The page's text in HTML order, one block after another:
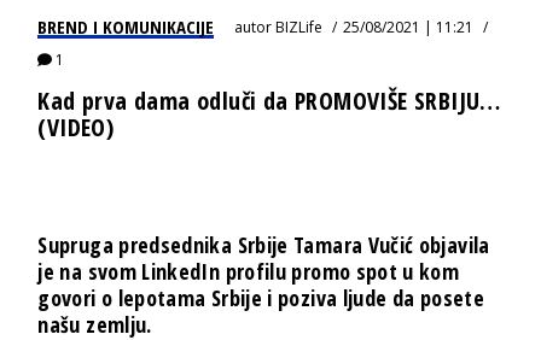
BREND I KOMUNIKACIJE autorBIZLife
25/08/2021 | 11:21
1
Kad prva dama odluči da PROMOVIŠE SRBIJU…
(VIDEO)
Supruga predsednika Srbije Tamara Vučić objavila
je na svom LinkedIn profilu promo spot u kom
govori o lepotama Srbije i poziva ljude da posete
našu zemlju.